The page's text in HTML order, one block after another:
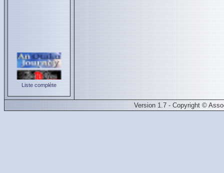
Liste complète
Version 1.7 - Copyright ©